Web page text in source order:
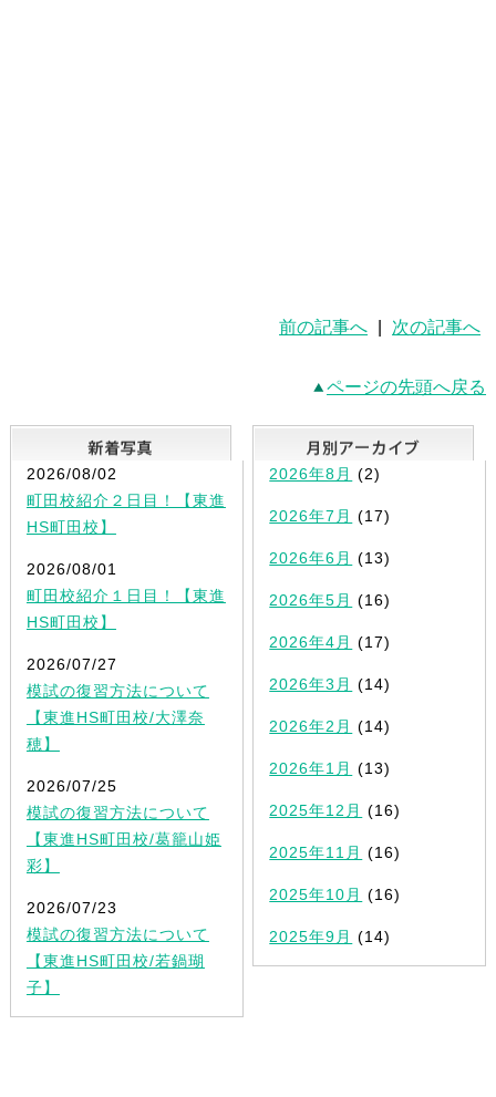
前の記事へ 次の記事へ
ページの先頭へ戻る
新着写真
2026/08/02
町田校紹介２日目！【東進
HS町田校】
2026/08/01
町田校紹介１日目！【東進
HS町田校】
2026/07/27
模試の復習方法について
【東進HS町田校/大澤奈
穂】
2026/07/25
模試の復習方法について
【東進HS町田校/葛籠山姫
彩】
2026/07/23
模試の復習方法について
【東進HS町田校/若鍋瑚
子】
2026年8月 (2)
2026年7月 (17)
2026年6月 (13)
2026年5月 (16)
2026年4月 (17)
2026年3月 (14)
2026年2月 (14)
2026年1月 (13)
2025年12月 (16)
2025年11月 (16)
2025年10月 (16)
2025年9月 (14)